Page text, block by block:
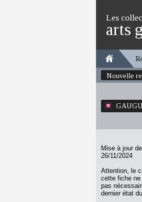
Les
arts
Nouvelle
Mise à jour
26/11/2024
Attention, le
cette fiche ne
pas
dernier état